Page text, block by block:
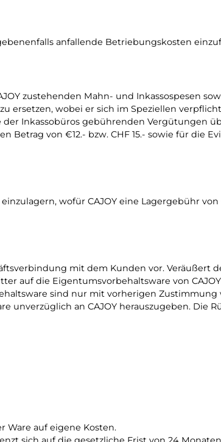
anfallende Betriebungskosten
zustehenden Mahn- und Inkassospesen
ersetzen, wobei er sich im Speziellen
Inkassobüros gebührenden Vergütungen
Betrag von €12.- bzw. CHF 15.- sowie für die
wofür CAJOY eine Lagergebühr von
mit dem Kunden vor. Veräußert
auf die Eigentumsvorbehaltsware von
sind nur mit vorherigen Zustimmung
an CAJOY herauszugeben. Die
Ware auf eigene Kosten.